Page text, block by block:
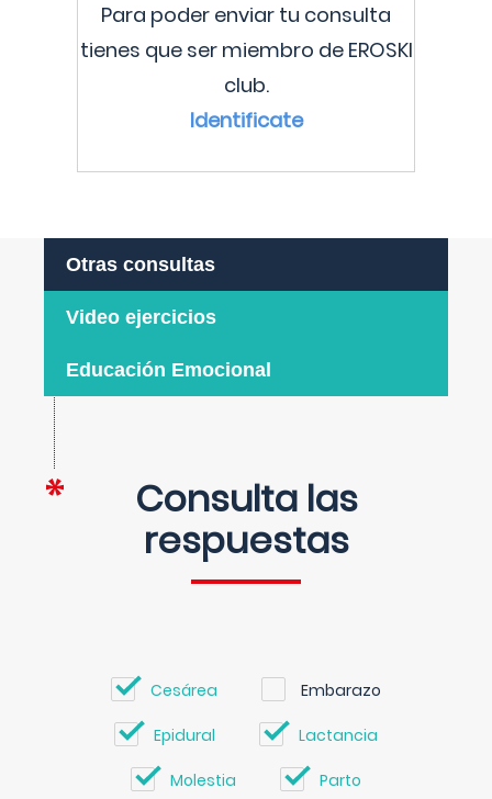
Para poder enviar tu consulta
tienes que ser miembro de EROSKI
club.
Identificate
Otras consultas
Video ejercicios
Educación Emocional
Consulta las
respuestas
Cesárea Embarazo
Epidural Lactancia
Molestia Parto